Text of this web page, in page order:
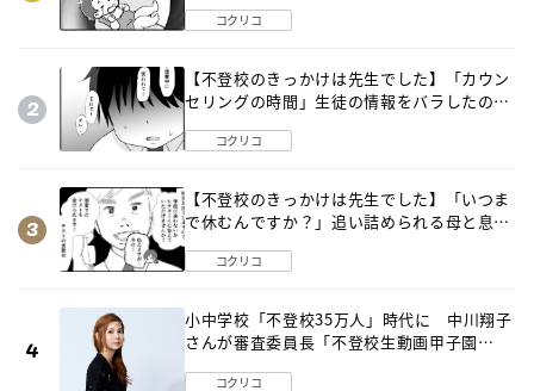
コクリコ
【不登校のきっかけは先生でした】「カウン
セリングの時間」生徒の情報をバラしたの
コクリコ
【不登校のきっかけは先生でした】「いつま
で休むんですか？」追い詰められる母と息子
コクリコ
小中学校「不登校35万人」時代に 中川翔子
さんが審査委員長「不登校生動画甲子園
コクリコ